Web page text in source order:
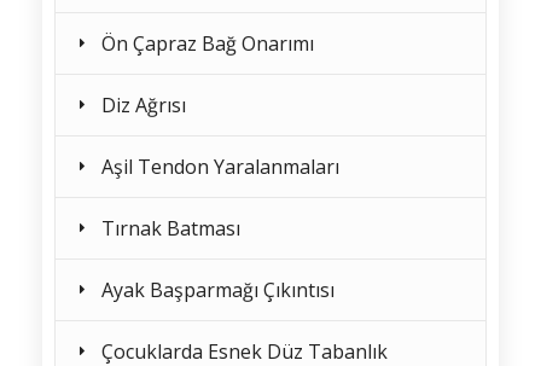
Ön Çapraz Bağ Onarımı
Diz Ağrısı
Aşil Tendon Yaralanmaları
Tırnak Batması
Ayak Başparmağı Çıkıntısı
Çocuklarda Esnek Düz Tabanlık